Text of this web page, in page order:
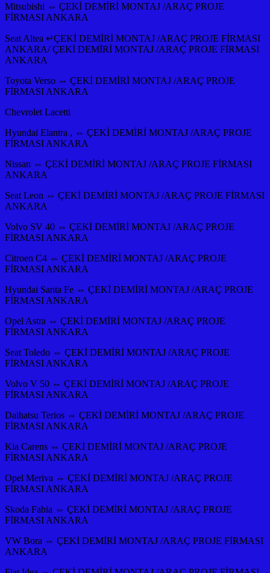
Mitsubishi ⇔ ÇEKİ DEMİRİ MONTAJ /ARAÇ PROJE
FİRMASI ANKARA
Seat Altea ↵ÇEKİ DEMİRİ MONTAJ /ARAÇ PROJE FİRMASI
ANKARA/ ÇEKİ DEMİRİ MONTAJ /ARAÇ PROJE FİRMASI
ANKARA
Toyota Verso ⇔ ÇEKİ DEMİRİ MONTAJ /ARAÇ PROJE
FİRMASI ANKARA
Chevrolet Lacetti
Hyundai Elantra , ⇔ ÇEKİ DEMİRİ MONTAJ /ARAÇ PROJE
FİRMASI ANKARA
Nissan ⇔ ÇEKİ DEMİRİ MONTAJ /ARAÇ PROJE FİRMASI
ANKARA
Seat Leon ⇔ ÇEKİ DEMİRİ MONTAJ /ARAÇ PROJE FİRMASI
ANKARA
Volvo SV 40 ⇔ ÇEKİ DEMİRİ MONTAJ /ARAÇ PROJE
FİRMASI ANKARA
Citroen C4 ⇔ ÇEKİ DEMİRİ MONTAJ /ARAÇ PROJE
FİRMASI ANKARA
Hyundai Santa Fe ⇔ ÇEKİ DEMİRİ MONTAJ /ARAÇ PROJE
FİRMASI ANKARA
Opel Astra ⇔ ÇEKİ DEMİRİ MONTAJ /ARAÇ PROJE
FİRMASI ANKARA
Seat Toledo ⇔ ÇEKİ DEMİRİ MONTAJ /ARAÇ PROJE
FİRMASI ANKARA
Volvo V 50 ⇔ ÇEKİ DEMİRİ MONTAJ /ARAÇ PROJE
FİRMASI ANKARA
Daihatsu Terios ⇔ ÇEKİ DEMİRİ MONTAJ /ARAÇ PROJE
FİRMASI ANKARA
Kia Carens ⇔ ÇEKİ DEMİRİ MONTAJ /ARAÇ PROJE
FİRMASI ANKARA
Opel Meriva ⇔ ÇEKİ DEMİRİ MONTAJ /ARAÇ PROJE
FİRMASI ANKARA
Skoda Fabia ⇔ ÇEKİ DEMİRİ MONTAJ /ARAÇ PROJE
FİRMASI ANKARA
VW Bora ⇔ ÇEKİ DEMİRİ MONTAJ /ARAÇ PROJE FİRMASI
ANKARA